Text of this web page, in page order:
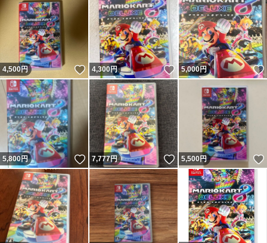
4,500円 いいね！
4,300円 いいね！
5,000円
5,800円 いいね！
7,777円 いいね！
5,500円